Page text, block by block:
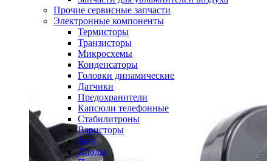
Прочие сервисные запчасти
Электронные компоненты
Термисторы
Транзисторы
Микросхемы
Конденсаторы
Головки динамические
Датчики
Предохранители
Капсюли телефонные
Стабилитроны
Варисторы
Реле
Диоды